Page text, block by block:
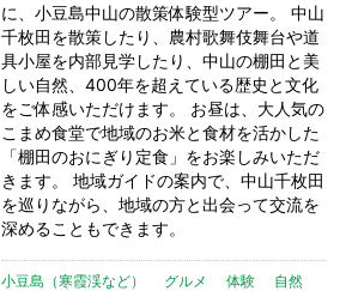
に、小豆島中山の散策体験型ツアー。 中山
千枚田を散策したり、農村歌舞伎舞台や道
具小屋を内部見学したり、中山の棚田と美
しい自然、400年を超えている歴史と文化
をご体感いただけます。 お昼は、大人気の
こまめ食堂で地域のお米と食材を活かした
「棚田のおにぎり定食」をお楽しみいただ
きます。 地域ガイドの案内で、中山千枚田
を巡りながら、地域の方と出会って交流を
深めることもできます。
小豆島（寒霞渓など） グルメ 体験 自然